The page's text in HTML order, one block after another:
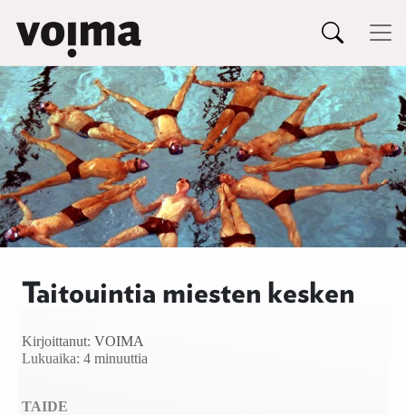
Siirry sisältöön
Päävalikko
Taitouintia miesten kesken
Kirjoittanut: VOIMA
Lukuaika: 4 minuuttia
TAIDE